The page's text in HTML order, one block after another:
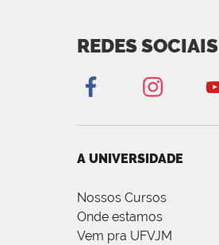
REDES SOCIAIS
A UNIVERSIDADE
Nossos Cursos
Onde estamos
Vem pra UFVJM